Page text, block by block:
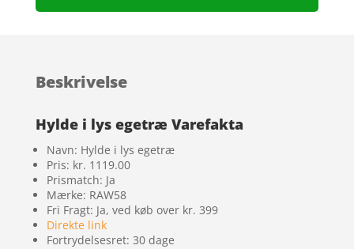
Beskrivelse
Hylde i lys egetræ Varefakta
Navn: Hylde i lys egetræ
Pris: kr. 1119.00
Prismatch: Ja
Mærke: RAW58
Fri Fragt: Ja, ved køb over kr. 399
Direkte link
Fortrydelsesret: 30 dage